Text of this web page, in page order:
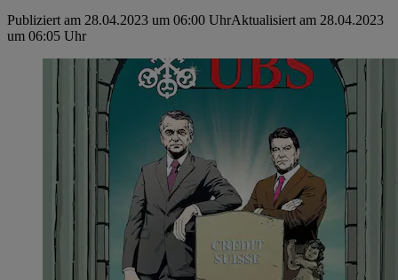
Publiziert am 28.04.2023 um 06:00 UhrAktualisiert am 28.04.2023
um 06:05 Uhr